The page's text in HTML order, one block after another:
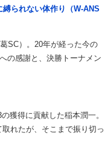
られない体作り（W-ANS
SC）。20年が経った今の
の感謝と、決勝トーナメン
獲得に貢献した稲本潤一。
れたが、そこまで振り切っ